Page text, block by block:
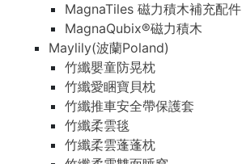
MagnaTiles 磁力積木補充配件
MagnaQubix®磁力積木
Maylily(波蘭Poland)
竹纖嬰童防晃枕
竹纖愛睏寶貝枕
竹纖推車安全帶保護套
竹纖柔雲毯
竹纖柔雲蓬蓬枕